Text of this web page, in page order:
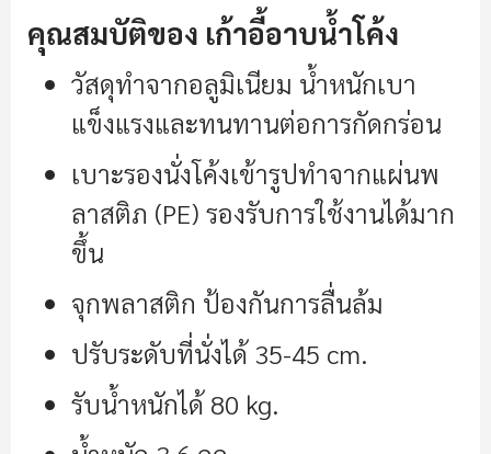
คุณสมบัติของ เก้าอี้อาบน้ำโค้ง
วัสดุทำจากอลูมิเนียม น้ำหนักเบา
แข็งแรงและทนทานต่อการกัดกร่อน
เบาะรองนั่งโค้งเข้ารูปทำจากแผ่นพ
ลาสติภ (PE) รองรับการใช้งานได้มาก
ขึ้น
จุกพลาสติก ป้องกันการลื่นล้ม
ปรับระดับที่นั่งได้ 35-45 cm.
รับน้ำหนักได้ 80 kg.